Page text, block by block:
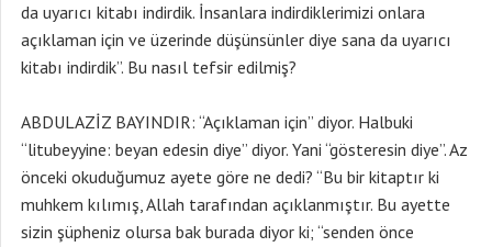
da uyarıcı kitabı indirdik. İnsanlara indirdiklerimizi onlara
açıklaman için ve üzerinde düşünsünler diye sana da uyarıcı
kitabı indirdik”. Bu nasıl tefsir edilmiş?
ABDULAZİZ BAYINDIR: “Açıklaman için” diyor. Halbuki
“litubeyyine: beyan edesin diye” diyor. Yani “gösteresin diye”. Az
önceki okuduğumuz ayete göre ne dedi? “Bu bir kitaptır ki
muhkem kılımış, Allah tarafından açıklanmıştır. Bu ayette
sizin şüpheniz olursa bak burada diyor ki; “senden önce